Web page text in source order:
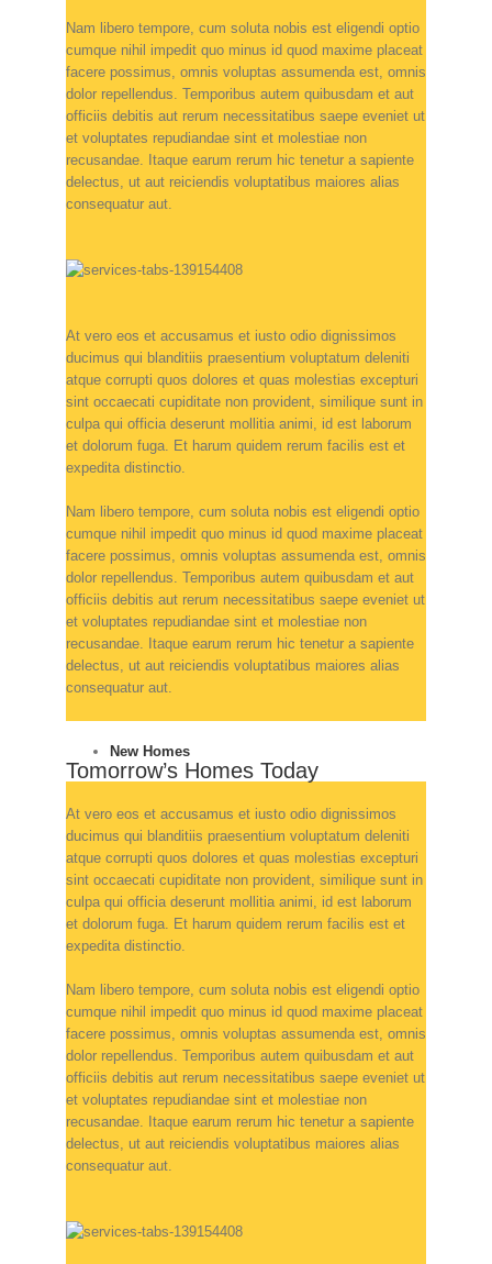
Nam libero tempore, cum soluta nobis est eligendi optio
cumque nihil impedit quo minus id quod maxime placeat
facere possimus, omnis voluptas assumenda est, omnis
dolor repellendus. Temporibus autem quibusdam et aut
officiis debitis aut rerum necessitatibus saepe eveniet ut
et voluptates repudiandae sint et molestiae non
recusandae. Itaque earum rerum hic tenetur a sapiente
delectus, ut aut reiciendis voluptatibus maiores alias
consequatur aut.
At vero eos et accusamus et iusto odio dignissimos
ducimus qui blanditiis praesentium voluptatum deleniti
atque corrupti quos dolores et quas molestias excepturi
sint occaecati cupiditate non provident, similique sunt in
culpa qui officia deserunt mollitia animi, id est laborum
et dolorum fuga. Et harum quidem rerum facilis est et
expedita distinctio.
Nam libero tempore, cum soluta nobis est eligendi optio
cumque nihil impedit quo minus id quod maxime placeat
facere possimus, omnis voluptas assumenda est, omnis
dolor repellendus. Temporibus autem quibusdam et aut
officiis debitis aut rerum necessitatibus saepe eveniet ut
et voluptates repudiandae sint et molestiae non
recusandae. Itaque earum rerum hic tenetur a sapiente
delectus, ut aut reiciendis voluptatibus maiores alias
consequatur aut.
New Homes
Tomorrow’s Homes Today
At vero eos et accusamus et iusto odio dignissimos
ducimus qui blanditiis praesentium voluptatum deleniti
atque corrupti quos dolores et quas molestias excepturi
sint occaecati cupiditate non provident, similique sunt in
culpa qui officia deserunt mollitia animi, id est laborum
et dolorum fuga. Et harum quidem rerum facilis est et
expedita distinctio.
Nam libero tempore, cum soluta nobis est eligendi optio
cumque nihil impedit quo minus id quod maxime placeat
facere possimus, omnis voluptas assumenda est, omnis
dolor repellendus. Temporibus autem quibusdam et aut
officiis debitis aut rerum necessitatibus saepe eveniet ut
et voluptates repudiandae sint et molestiae non
recusandae. Itaque earum rerum hic tenetur a sapiente
delectus, ut aut reiciendis voluptatibus maiores alias
consequatur aut.